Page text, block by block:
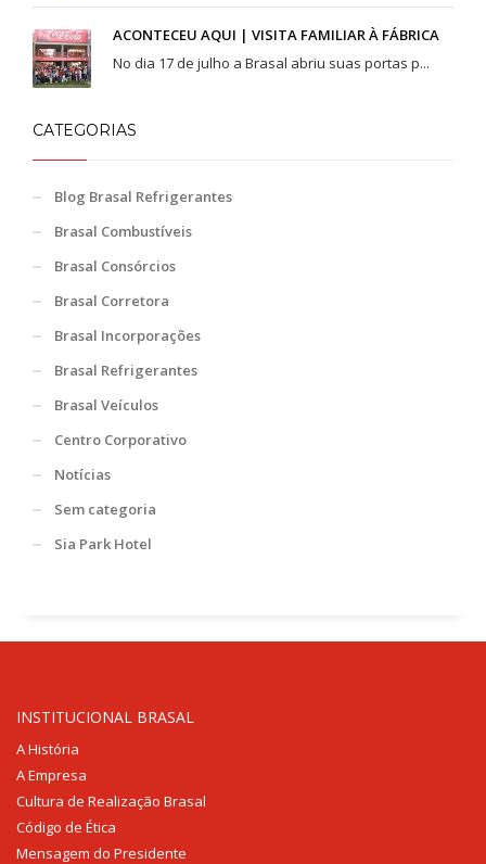
ACONTECEU AQUI | VISITA FAMILIAR À FÁBRICA
No dia 17 de julho a Brasal abriu suas portas p...
CATEGORIAS
Blog Brasal Refrigerantes
Brasal Combustíveis
Brasal Consórcios
Brasal Corretora
Brasal Incorporações
Brasal Refrigerantes
Brasal Veículos
Centro Corporativo
Notícias
Sem categoria
Sia Park Hotel
INSTITUCIONAL BRASAL
A História
A Empresa
Cultura de Realização Brasal
Código de Ética
Mensagem do Presidente